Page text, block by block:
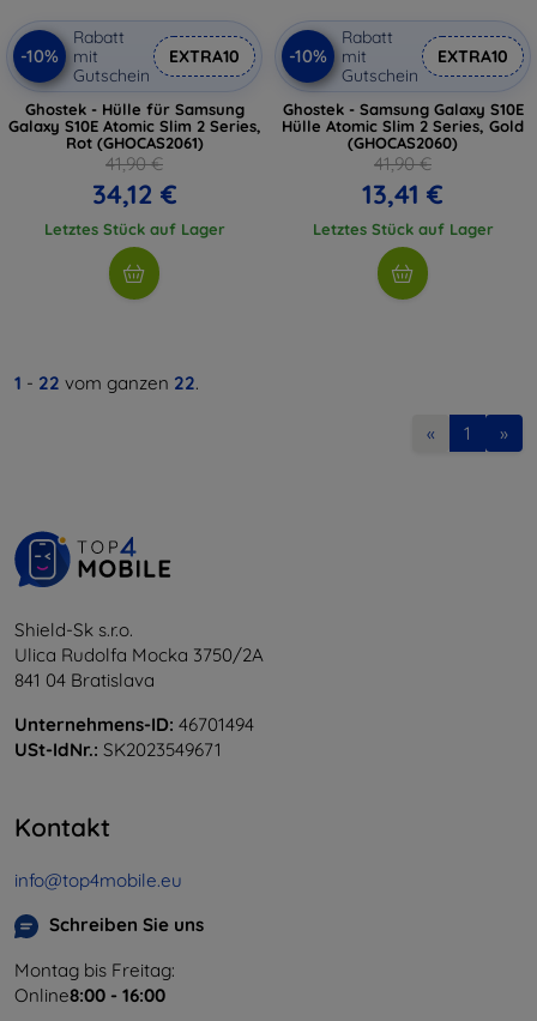
-10%
Rabatt
mit
Gutschein
EXTRA10
Ghostek - Hülle für Samsung
Galaxy S10E Atomic Slim 2 Series,
Rot (GHOCAS2061)
41,90 €
34,12 €
Letztes Stück auf Lager
-10%
Rabatt
mit
Gutschein
EXTRA10
Ghostek - Samsung Galaxy S10E
Hülle Atomic Slim 2 Series, Gold
(GHOCAS2060)
41,90 €
13,41 €
Letztes Stück auf Lager
1 - 22 vom ganzen 22.
« 1 »
Shield-Sk s.r.o.
Ulica Rudolfa Mocka 3750/2A
841 04 Bratislava
Unternehmens-ID: 46701494
USt-IdNr.: SK2023549671
Kontakt
info@top4mobile.eu
Schreiben Sie uns
Montag bis Freitag:
Online8:00 - 16:00